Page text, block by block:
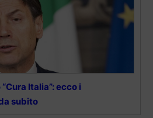
Italia”: ecco i
subito